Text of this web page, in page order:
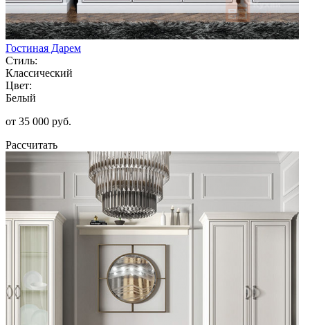
Гостиная Дарем
Стиль:
Классический
Цвет:
Белый
от 35 000 руб.
Рассчитать